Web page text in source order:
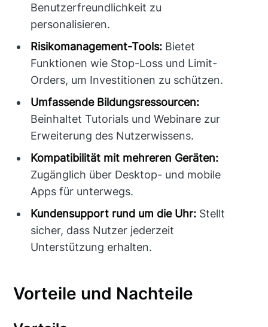
Benutzerfreundlichkeit zu
personalisieren.
Risikomanagement-Tools: Bietet
Funktionen wie Stop-Loss und Limit-
Orders, um Investitionen zu schützen.
Umfassende Bildungsressourcen:
Beinhaltet Tutorials und Webinare zur
Erweiterung des Nutzerwissens.
Kompatibilität mit mehreren Geräten:
Zugänglich über Desktop- und mobile
Apps für unterwegs.
Kundensupport rund um die Uhr: Stellt
sicher, dass Nutzer jederzeit
Unterstützung erhalten.
Vorteile und Nachteile